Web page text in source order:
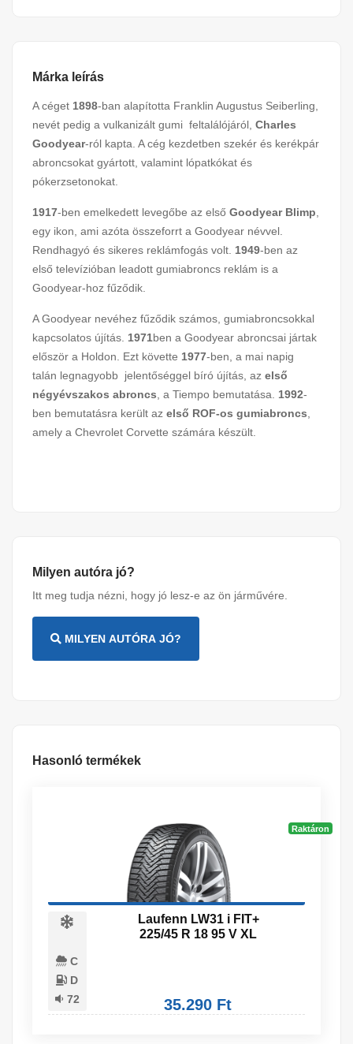
Márka leírás
A céget 1898-ban alapította Franklin Augustus Seiberling,
nevét pedig a vulkanizált gumi feltalálójáról, Charles
Goodyear-ról kapta. A cég kezdetben szekér és kerékpár
abroncsokat gyártott, valamint lópatkókat és
pókerzsetonokat.
1917-ben emelkedett levegőbe az első Goodyear Blimp
egy ikon, ami azóta összeforrt a Goodyear névvel.
Rendhagyó és sikeres reklámfogás volt. 1949-ben az
első televízióban leadott gumiabroncs reklám is a
Goodyear-hoz fűződik.
A Goodyear nevéhez fűződik számos, gumiabroncsokkal
kapcsolatos újítás. 1971ben a Goodyear abroncsai jártak
először a Holdon. Ezt követte 1977-ben, a mai napig
talán legnagyobb jelentőséggel bíró újítás, az első
négyévszakos abroncs , a Tiempo bemutatása. 1992-
ben bemutatásra került az első ROF-os gumiabroncs
amely a Chevrolet Corvette számára készült.
Milyen autóra jó?
Itt meg tudja nézni, hogy jó lesz-e az ön járművére.
MILYEN AUTÓRA JÓ?
Hasonló termékek
Raktáron
C
D
72
Laufenn LW31 i FIT+
225/45 R 18 95 V XL
35.290 Ft